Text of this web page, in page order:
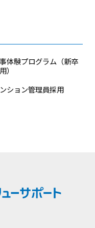
体験プログラム（新卒
）
ション管理員採用